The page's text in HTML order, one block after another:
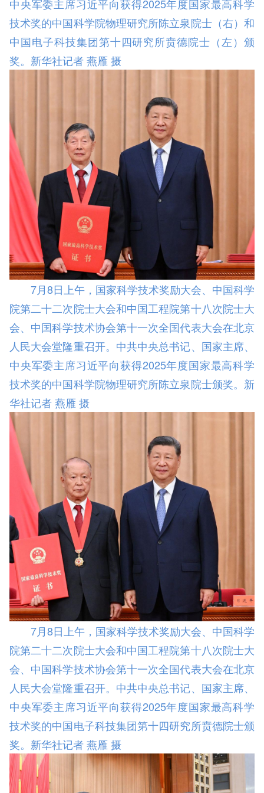
中央军委主席习近平向获得2025年度国家最高科学
技术奖的中国科学院物理研究所陈立泉院士（右）和
中国电子科技集团第十四研究所贲德院士（左）颁
奖。新华社记者 燕雁 摄
7月8日上午，国家科学技术奖励大会、中国科学
院第二十二次院士大会和中国工程院第十八次院士大
会、中国科学技术协会第十一次全国代表大会在北京
人民大会堂隆重召开。中共中央总书记、国家主席、
中央军委主席习近平向获得2025年度国家最高科学
技术奖的中国科学院物理研究所陈立泉院士颁奖。新
华社记者 燕雁 摄
7月8日上午，国家科学技术奖励大会、中国科学
院第二十二次院士大会和中国工程院第十八次院士大
会、中国科学技术协会第十一次全国代表大会在北京
人民大会堂隆重召开。中共中央总书记、国家主席、
中央军委主席习近平向获得2025年度国家最高科学
技术奖的中国电子科技集团第十四研究所贲德院士颁
奖。新华社记者 燕雁 摄